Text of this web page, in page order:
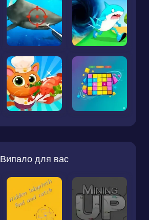
Випало для вас